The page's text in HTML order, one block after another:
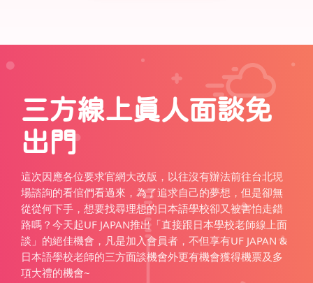
三方線上真人面談免
出門
這次因應各位要求官網大改版，以往沒有辦法前往台北現
場諮詢的看倌們看過來，為了追求自己的夢想，但是卻無
從從何下手，想要找尋理想的日本語學校卻又被害怕走錯
路嗎？今天起UF JAPAN推出「直接跟日本學校老師線上面
談」的絕佳機會，凡是加入會員者，不但享有UF JAPAN &
日本語學校老師的三方面談機會外更有機會獲得機票及多
項大禮的機會~